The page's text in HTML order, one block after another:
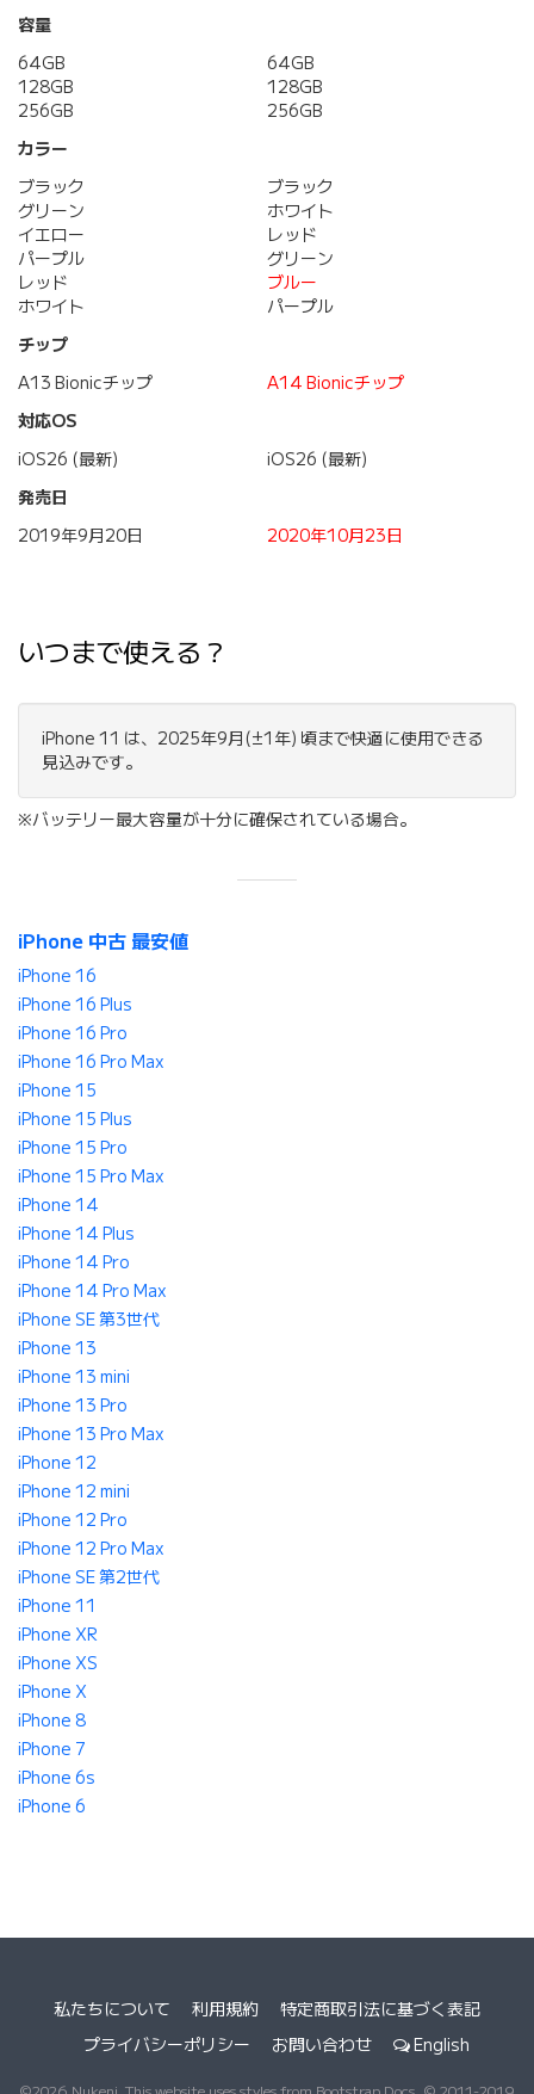
容量
64GB
128GB
256GB
64GB
128GB
256GB
カラー
ブラック
グリーン
イエロー
パープル
レッド
ホワイト
ブラック
ホワイト
レッド
グリーン
ブルー
パープル
チップ
A13 Bionicチップ
A14 Bionicチップ
対応OS
iOS26 (最新)
iOS26 (最新)
発売日
2019年9月20日
2020年10月23日
いつまで使える？
iPhone 11 は、2025年9月(±1年) 頃まで快適に使用できる
見込みです。
※バッテリー最大容量が十分に確保されている場合。
iPhone 中古 最安値
iPhone 16
iPhone 16 Plus
iPhone 16 Pro
iPhone 16 Pro Max
iPhone 15
iPhone 15 Plus
iPhone 15 Pro
iPhone 15 Pro Max
iPhone 14
iPhone 14 Plus
iPhone 14 Pro
iPhone 14 Pro Max
iPhone SE 第3世代
iPhone 13
iPhone 13 mini
iPhone 13 Pro
iPhone 13 Pro Max
iPhone 12
iPhone 12 mini
iPhone 12 Pro
iPhone 12 Pro Max
iPhone SE 第2世代
iPhone 11
iPhone XR
iPhone XS
iPhone X
iPhone 8
iPhone 7
iPhone 6s
iPhone 6
私たちについて 利用規約
特定商取引法に基づく表記
プライバシーポリシー
お問い合わせ English